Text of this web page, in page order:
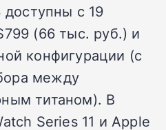
с 19
(66 тыс. руб.) и
конфигурации (с
между
титаном). В
Series 11 и Apple